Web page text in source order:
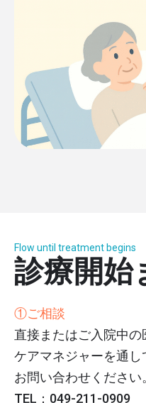
Flow until treatment begins
診療開始
①ご相談
直接またはご入院中
ケアマネジャーを通
お問い合わせください
TEL：049-211-0909